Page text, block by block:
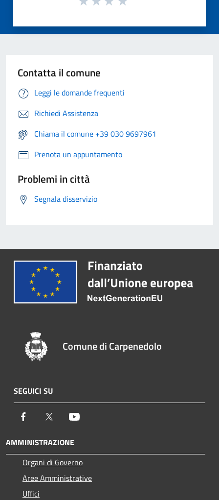
Contatta il comune
Leggi le domande frequenti
Richiedi Assistenza
Chiama il comune +39 030 9697961
Prenota un appuntamento
Problemi in città
Segnala disservizio
Comune di Carpenedolo
SEGUICI SU
Facebook Twitter
AMMINISTRAZIONE
Organi di Governo
Aree Amministrative
Uffici